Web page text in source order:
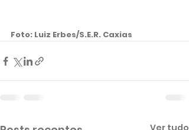
Foto: Luiz Erbes/S.E.R. Caxias